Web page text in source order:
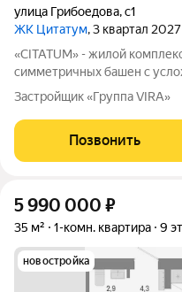
улица Грибоедова,с1
ЖК Цитатум, 3 квартал 2027
«CITATUM» - жилой
симметричных башен с
(23, 8, 23 этажей), с единым
котором расположится
консьержем и мягкой зоной
Застройщик «Группа VIRA»
Позвонить
5 990 000 ₽
35 м² 1-комн. квартира 9
новостройка